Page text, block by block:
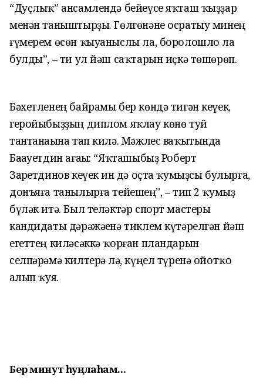
“Дуҫлыҡ” ансамлендә бейеүсе яҡташ ҡыҙҙар
менән таныштырҙы. Гөлгөнәне осратыу минең
ғүмерем өсөн ҡыуаныслы ла, боролошло ла
булды”, – ти ул йәш саҡтарын иҫкә төшөрөп.
Бәхетленең байрамы бер көндә тигән кеүек,
геройыбыҙҙың диплом яҡлау көнө туй
тантанаһына тап килә. Мәжлес ваҡытында
Баһауетдин ағаһы: “Яҡташыбыҙ Роберт
Заһретдинов кеүек һин дә оҫта ҡумыҙсы булырға,
донъяға танылырға тейешһең”, – тип 2 ҡумыҙ
бүләк итә. Был теләктәр спорт мастеры
кандидаты дәрәжәһенә тиклем күтәрелгән йәш
егеттең киләсәккә ҡорған пландарын
селпәрәмә килтерһә лә, күңел түренә ойотҡо
һалып ҡуя.
Бер минут һуңлаһам...